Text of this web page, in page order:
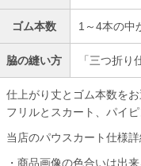
ゴム本数 1～4本の中
脇の縫い方 「三つ折
仕上がり丈とゴム本数を
フリルとスカート、パイ
当店のパウスカート仕様
・商品画像の色合いは出